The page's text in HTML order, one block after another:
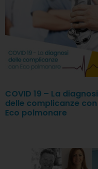
COVID 19 – La diagnosi
delle complicanze con
Eco polmonare